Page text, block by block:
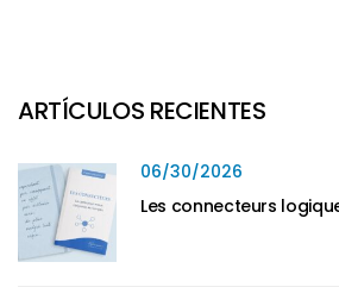
ARTÍCULOS RECIENTES
06/30/2026
Les connecteurs